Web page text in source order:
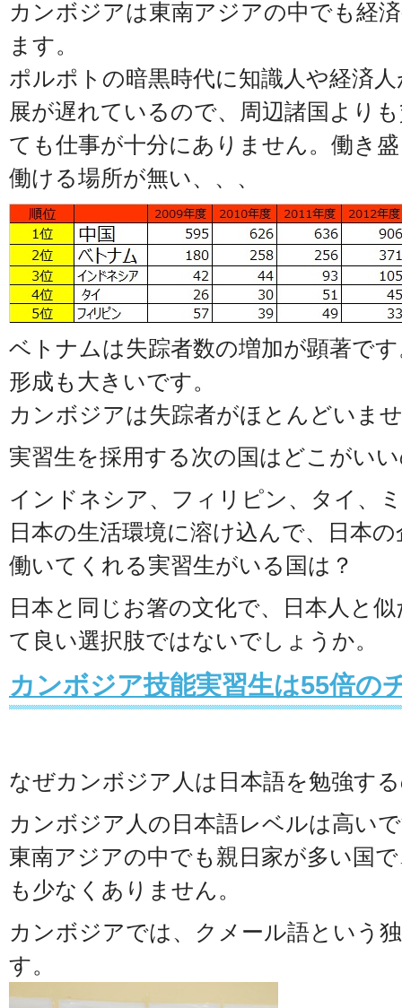
カンボジアは東南アジアの中でも経
ます。
ポルポトの暗黒時代に知識人や経済
展が遅れているので、周辺諸国より
ても仕事が十分にありません。働き
働ける場所が無い、、、
ベトナムは失踪者数の増加が顕著で
形成も大きいです。
カンボジアは失踪者がほとんどいま
実習生を採用する次の国はどこがい
インドネシア、フィリピン、タイ、
日本の生活環境に溶け込んで、日本
働いてくれる実習生がいる国は？
日本と同じお箸の文化で、日本人と
て良い選択肢ではないでしょうか。
カンボジア技能実習生は55倍の
なぜカンボジア人は日本語を勉強す
カンボジア人の日本語レベルは高い
東南アジアの中でも親日家が多い国
も少なくありません。
カンボジアでは、クメール語という
す。